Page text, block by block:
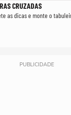
CRUZADAS
as dicas e monte o
PUBLICIDADE